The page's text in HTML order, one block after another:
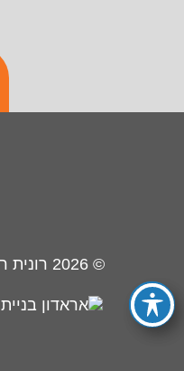
© 2026 רונית